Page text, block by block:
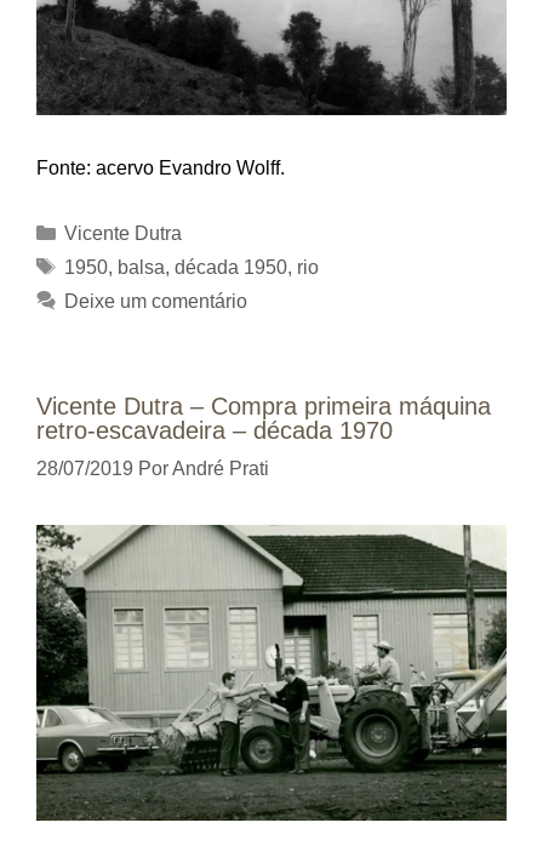
Fonte: acervo Evandro Wolff.
Categorias
Vicente Dutra
Tags
1950, balsa, década 1950, rio
Deixe um comentário
Vicente Dutra – Compra primeira máquina
retro-escavadeira – década 1970
28/07/2019 PorAndré Prati